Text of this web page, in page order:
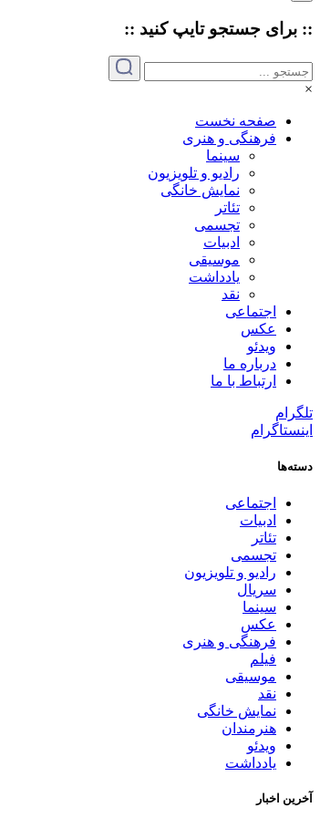
:: برای جستجو تایپکنید ::
×
صفحه نخست
فرهنگی و هنری
سینما
رادیو و تلویزیون
نمایش خانگی
تئاتر
تجسمی
ادبیات
موسیقی
یادداشت
نقد
اجتماعی
عکس
ویدئو
درباره ما
ارتباط با ما
تلگرام
اینستاگرام
دسته‌ها
اجتماعی
ادبیات
تئاتر
تجسمی
رادیو و تلویزیون
سریال
سینما
عکس
فرهنگی و هنری
فیلم
موسیقی
نقد
نمایش خانگی
هنرمندان
ویدئو
یادداشت
آخرین اخبار